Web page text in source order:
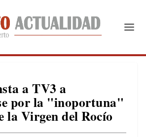
a TV3 a
por la "inoportuna"
la Virgen del Rocío